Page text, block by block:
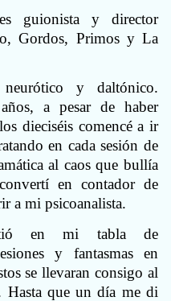
guionista y director
Gordos, Primos y La
y daltónico.
a pesar de haber
dieciséis comencé a ir
en cada sesión de
al caos que bullía
en contador de
a mi psicoanalista.
en mi tabla de
y fantasmas en
se llevaran consigo al
Hasta que un día me di